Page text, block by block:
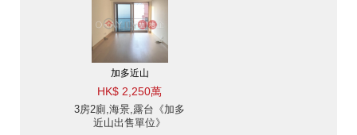
加多近山
HK$ 2,250萬
3房2廁,海景,露台《加多
近山出售單位》